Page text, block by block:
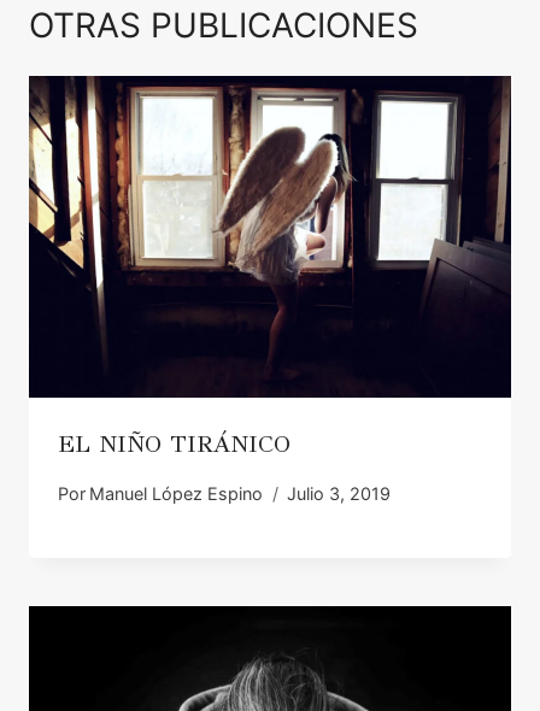
OTRAS PUBLICACIONES
EL NIÑO TIRÁNICO
Por Manuel López Espino Julio 3, 2019